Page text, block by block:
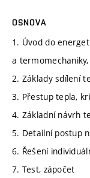
OSNOVA
1. Úvod do
a termomechaniky,
2. Základy sdílení
3. Přestup tepla,
4. Základní návrh
5. Detailní postup
6. Řešení
7. Test, zápočet